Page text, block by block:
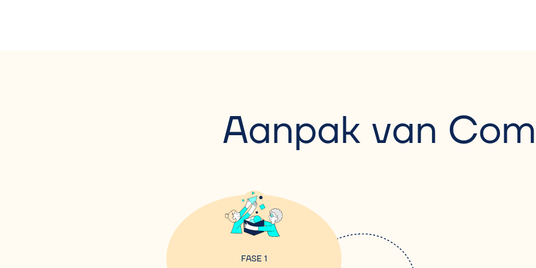
Aanpak van
FASE 1